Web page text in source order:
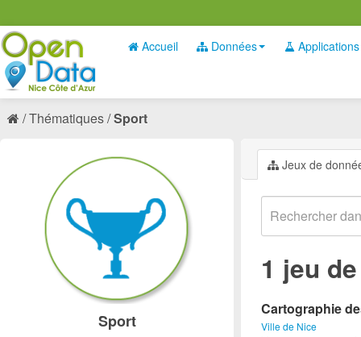
Accueil Données Applications
Thématiques Sport
Jeux de
1 jeu
Cartographie
Ville de Nice
Sport